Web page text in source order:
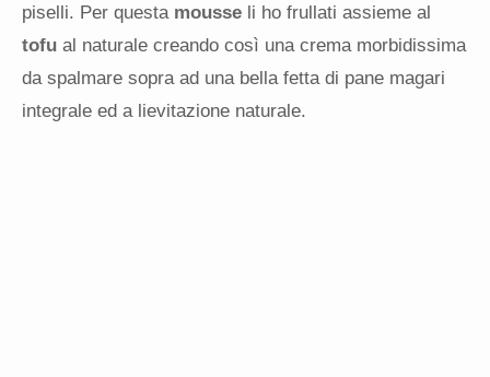
piselli. Per questa mousse li ho frullati assieme al
tofu al naturale creando così una crema morbidissima
da spalmare sopra ad una bella fetta di pane magari
integrale ed a lievitazione naturale.